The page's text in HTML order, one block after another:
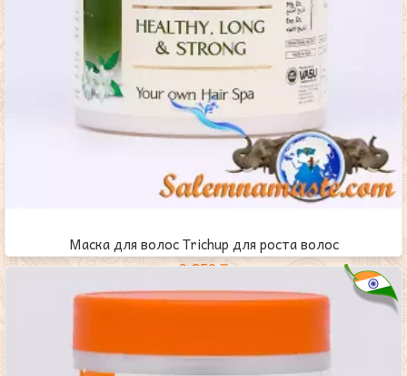
Маска для волос Trichup для роста волос
3,850₸